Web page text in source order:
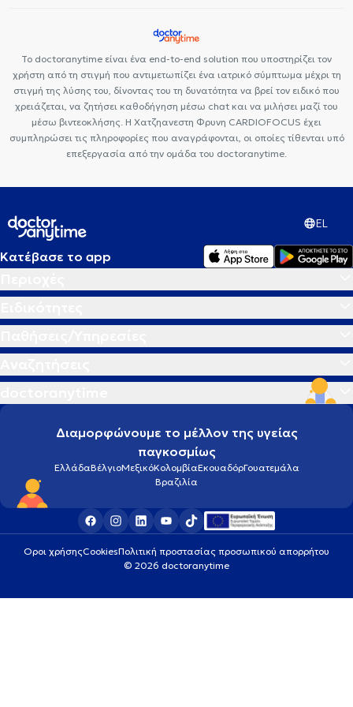
Το doctoranytime είναι ένα end-to-end solution που υποστηρίζει τον
χρήστη από τη στιγμή που αντιμετωπίζει ένα ιατρικό σύμπτωμα μέχρι τη
στιγμή της λύσης του, δίνοντας του τη δυνατότητα να βρεί τον ειδικό που
χρειάζεται, να ζητήσει καθοδήγηση μέσω chat και να μιλήσει μαζί του
μέσω βιντεοκλήσης. Η Χατζηανεστη Φρυνη CARDIOFOCUS έχει
συμπληρώσει τις πληροφορίες που αναγράφονται, οι οποίες τίθενται υπό
επεξεργασία από την ομάδα του doctoranytime.
EL
Κατέβασε το app
Διαμορφώνουμε το μέλλον της υγείας
παγκοσμίως
ΕλλάδαΒέλγιοΜεξικόΚολομβίαΕκουαδόρΓουατεμάλα
Βραζιλία
Οροι χρήσηςCookiesΠολιτική προστασίας προσωπικού απορρήτου
© 2026 doctoranytime